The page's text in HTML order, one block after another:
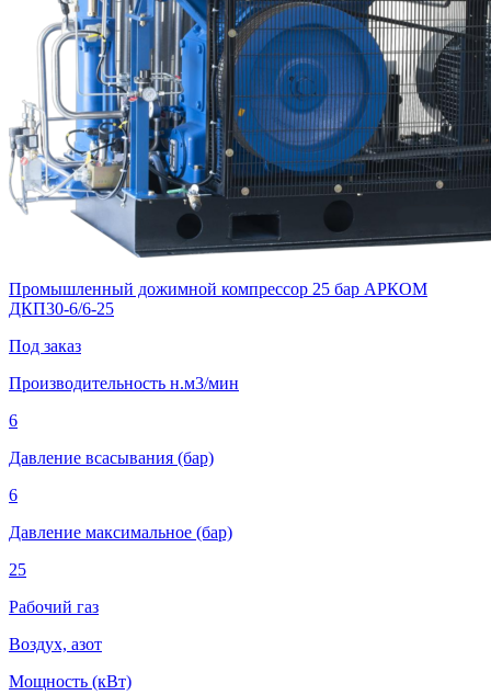
Промышленный дожимной компрессор 25 бар АРКОМ
ДКП30-6/6-25
Под заказ
Производительность н.м3/мин
6
Давление всасывания (бар)
6
Давление максимальное (бар)
25
Рабочий газ
Воздух, азот
Мощность (кВт)